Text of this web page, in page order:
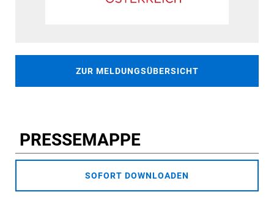
ZUR MELDUNGSÜBERSICHT
PRESSEMAPPE
SOFORT DOWNLOADEN